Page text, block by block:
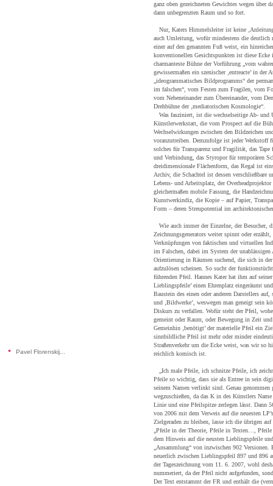
* Pavel Florenskij...
ganz oben gezeichneten Gewichtes wegen über
dann unbegrenzten Raum und so fort.
Nur, Katers Himmelsleiter ist keine
auch Umleitung, wofür mindestens die deutlich
einer auf den genannten Fuß weist, ein
konventionellen Gesichtspunkten ist diese Ecke
charmanteste Bühne der Vorführung „vom
gewissermaßen ein szenischer ‚entreacte’ in der
„ideogrammatisches Bildprogramms“ der
im falschen“, vom Festen zum Fragilen, vom
vom Nebeneinander zum Übereinander, vom
Drehbühne der ‚mediatorischen Kosmologie“.
Was fasziniert, ist die wechselseitige Ab- und
Künstlerwerkstatt, die vom Prospect auf die
Wechselwirkungen zwischen den Bildzeichen
voranzutreiben. Demzufolge ist jeder Werkstoff
solches für Transparenz und Fragilität, das
und Verbindung, das Styropor für temporären
dreidimensionale Flächenform, das Regal ist
Archiv, die Schachtel ist dessen verschließbare
Lebens- und Arbeitsplatz, der Overheadprojektor
gleichermaßen mobile Fassung, die
Kunstwerkindiz, die Kopie – auf Papier,
Form – deren Streupotential im
Wie auch immer der Einzelne, der Besucher,
Zeichnungsgenerators weiter spinnt oder
Verknüpfungen von faktischen und virtuellen
im Falschen, dabei im System der
Orientierung in Räumen suchend, die sich in
aufzulösen scheinen. So sucht der
führenden Pfeil. Hannes Kater hat ihm auf
Lieblingspfeile’ einen Ehrenplatz eingeräumt
Baustein des einen oder anderen Darstellers
und ‚Bildwerke’, weswegen man geneigt sein
Diskurs zu verfallen. Wofür steht der Pfeil,
gemeint oder Raum, oder Bewegung in Zeit
Gemeinhin ‚benötigt’ der materielle Pfeil ein
sinnbildliche Pfeil ist mehr oder minder
Straßenverkehr um die Ecke weist, was wir so
reichlich komisch ist.
„Ich male Pfeile, ich schnitze Pfeile, ich
Pfeile so wichtig, dass sie als Entree in sein
seinem Namen verlinkt sind. Genau
wegzuschießen, da das K in des Künstlers
Linie und eine Pfeilspitze zerlegen lässt. Dann
von 2006 mit dem Verweis auf die neuesten
Zielgeraden zu bleiben, lasse ich die übrigen
„Pfeile in der Theorie, Pfeile in Texten…, Pfeile
dem Hinweis auf die neusten Lieblingspfeile
„Ansammlung“ von inzwischen 902
neuerlich zwischen Lieblingspfeil 897 und 896
der Tageszeichnung vom 11. 6. 2007, wohl
nummeriert, da der Pfeil nicht aufgefunden,
Der Text entstammt der FR und enthält die